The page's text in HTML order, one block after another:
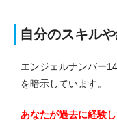
自分のスキル
エンジェルナンバー
を暗示しています。
あなたが過去に経験